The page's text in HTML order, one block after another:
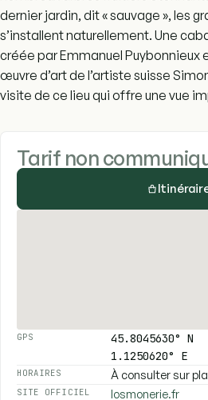
dernier jardin, dit « sauvage », les
s’installent naturellement. Une
créée par Emmanuel Puybonnieux
œuvre d’art de l’artiste suisse
visite de ce lieu qui offre une vue
Tarif non
GPS
45.8045630° N
1.1250620° E
HORAIRES À consulter sur
SITE OFFICIEL losmonerie.fr